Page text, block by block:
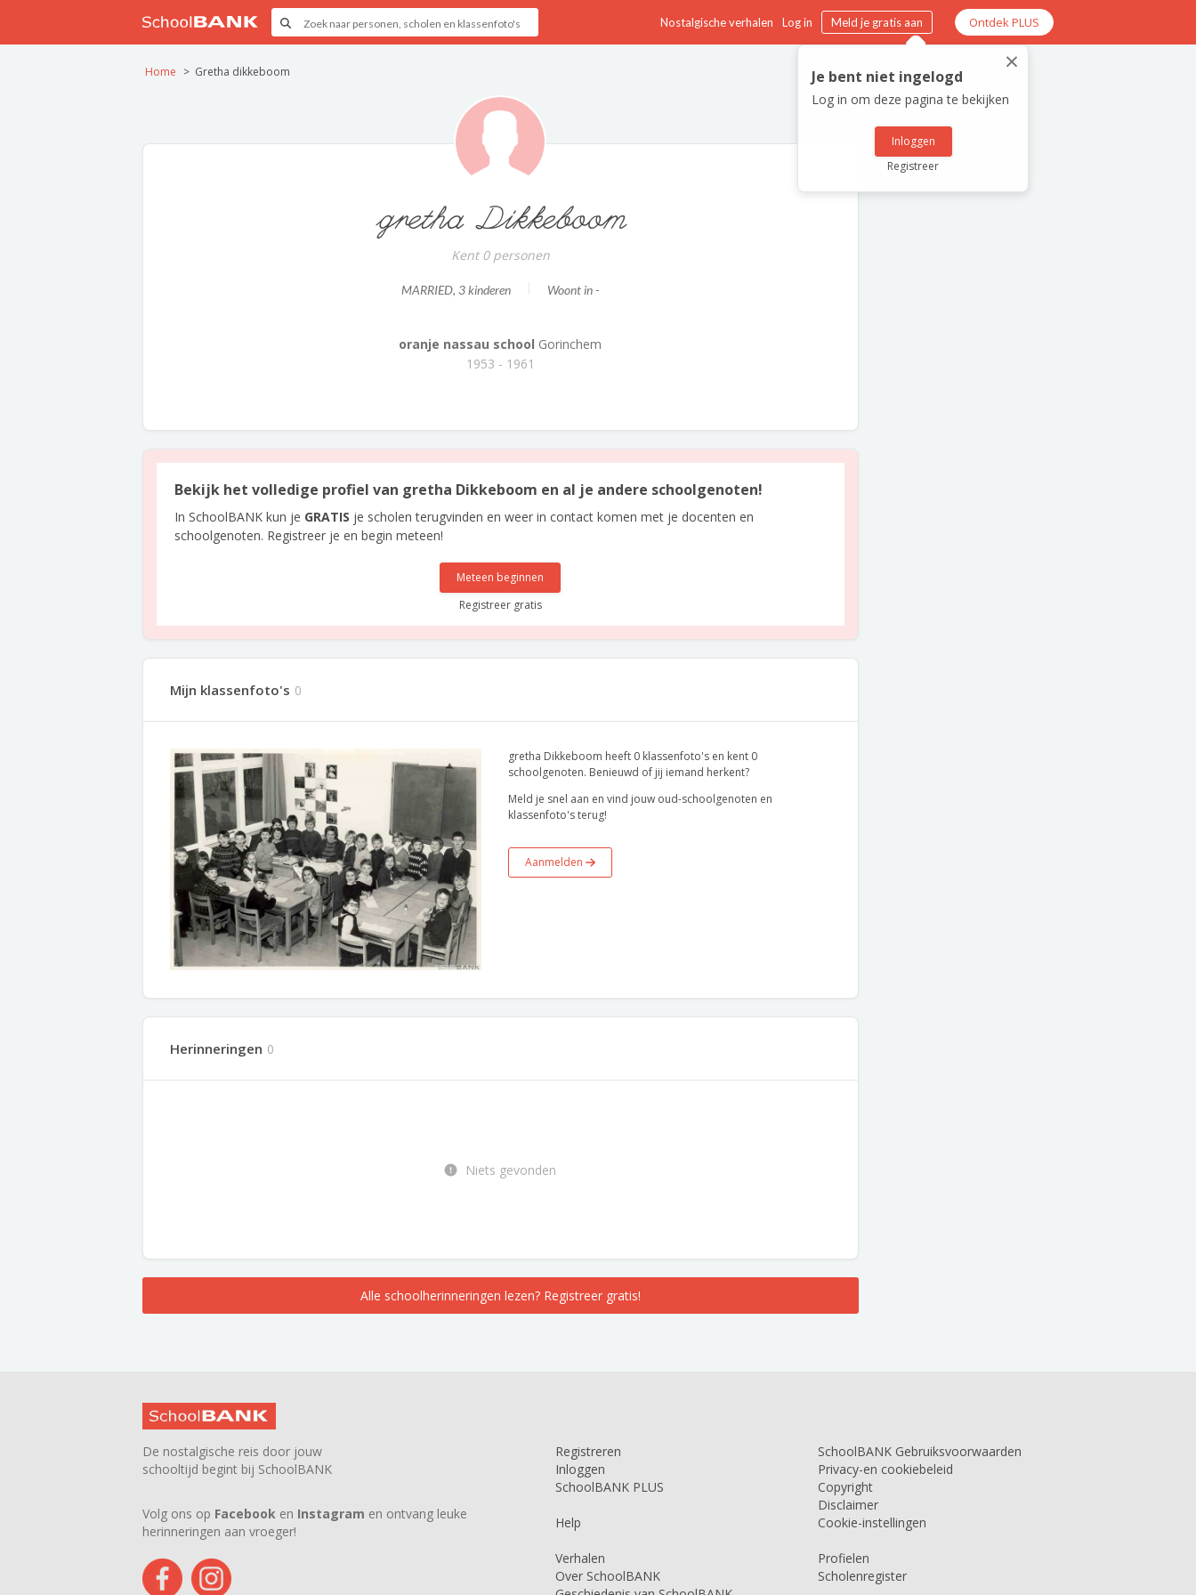
Nostalgische verhalen Log in Meld je gratis aan Ontdek PLUS
×
Je bent niet ingelogd
Log in om deze pagina te bekijken
Inloggen
Registreer
Home Gretha dikkeboom
gretha Dikkeboom
Kent 0 personen
MARRIED, 3 kinderen Woont in -
oranje nassau school Gorinchem
1953 - 1961
Bekijk het volledige profiel van gretha Dikkeboom en al je andere schoolgenoten!
In SchoolBANK kun je GRATIS je scholen terugvinden en weer in contact komen met je docenten en
schoolgenoten. Registreer je en begin meteen!
Meteen beginnen
Registreer gratis
Mijn klassenfoto's 0
gretha Dikkeboom heeft 0 klassenfoto's en kent 0
schoolgenoten. Benieuwd of jij iemand herkent?
Meld je snel aan en vind jouw oud-schoolgenoten en
klassenfoto's terug!
Aanmelden
Herinneringen 0
Niets gevonden
Alle schoolherinneringen lezen? Registreer gratis!
De nostalgische reis door jouw
schooltijd begint bij SchoolBANK
Volg ons op Facebook en Instagram en ontvang leuke
herinneringen aan vroeger!
Registreren
Inloggen
SchoolBANK PLUS
Help
Verhalen
Over SchoolBANK
SchoolBANK Gebruiksvoorwaarden
Privacy-en cookiebeleid
Copyright
Disclaimer
Cookie-instellingen
Profielen
Scholenregister